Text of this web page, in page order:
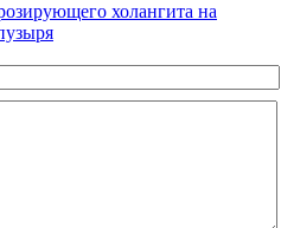
холангита на